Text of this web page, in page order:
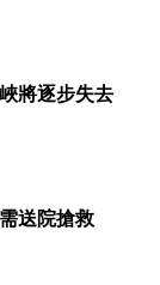
將逐步失去
送院搶救